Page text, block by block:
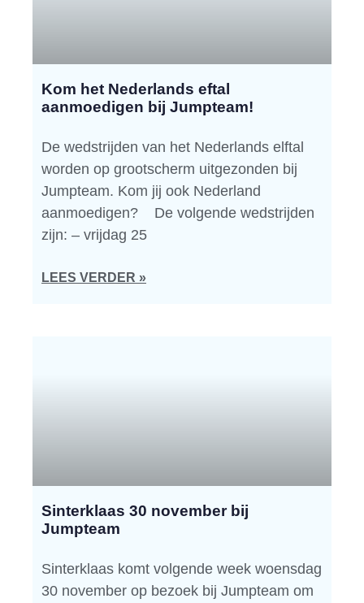
Kom het Nederlands eftal
aanmoedigen bij Jumpteam!
De wedstrijden van het Nederlands elftal
worden op grootscherm uitgezonden bij
Jumpteam. Kom jij ook Nederland
aanmoedigen? De volgende wedstrijden
zijn: – vrijdag 25
LEES VERDER »
Sinterklaas 30 november bij
Jumpteam
Sinterklaas komt volgende week woensdag
30 november op bezoek bij Jumpteam om